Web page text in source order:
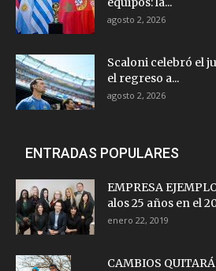
agosto 2, 2026
Scaloni celebró el
el regreso a...
agosto 2, 2026
ENTRADAS POPULARES
EMPRESA
alos 25 años en el
enero 22, 2019
CAMBIOS